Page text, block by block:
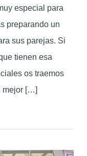
especial para
preparando un
sus parejas. Si
tienen esa
os traemos
mejor […]